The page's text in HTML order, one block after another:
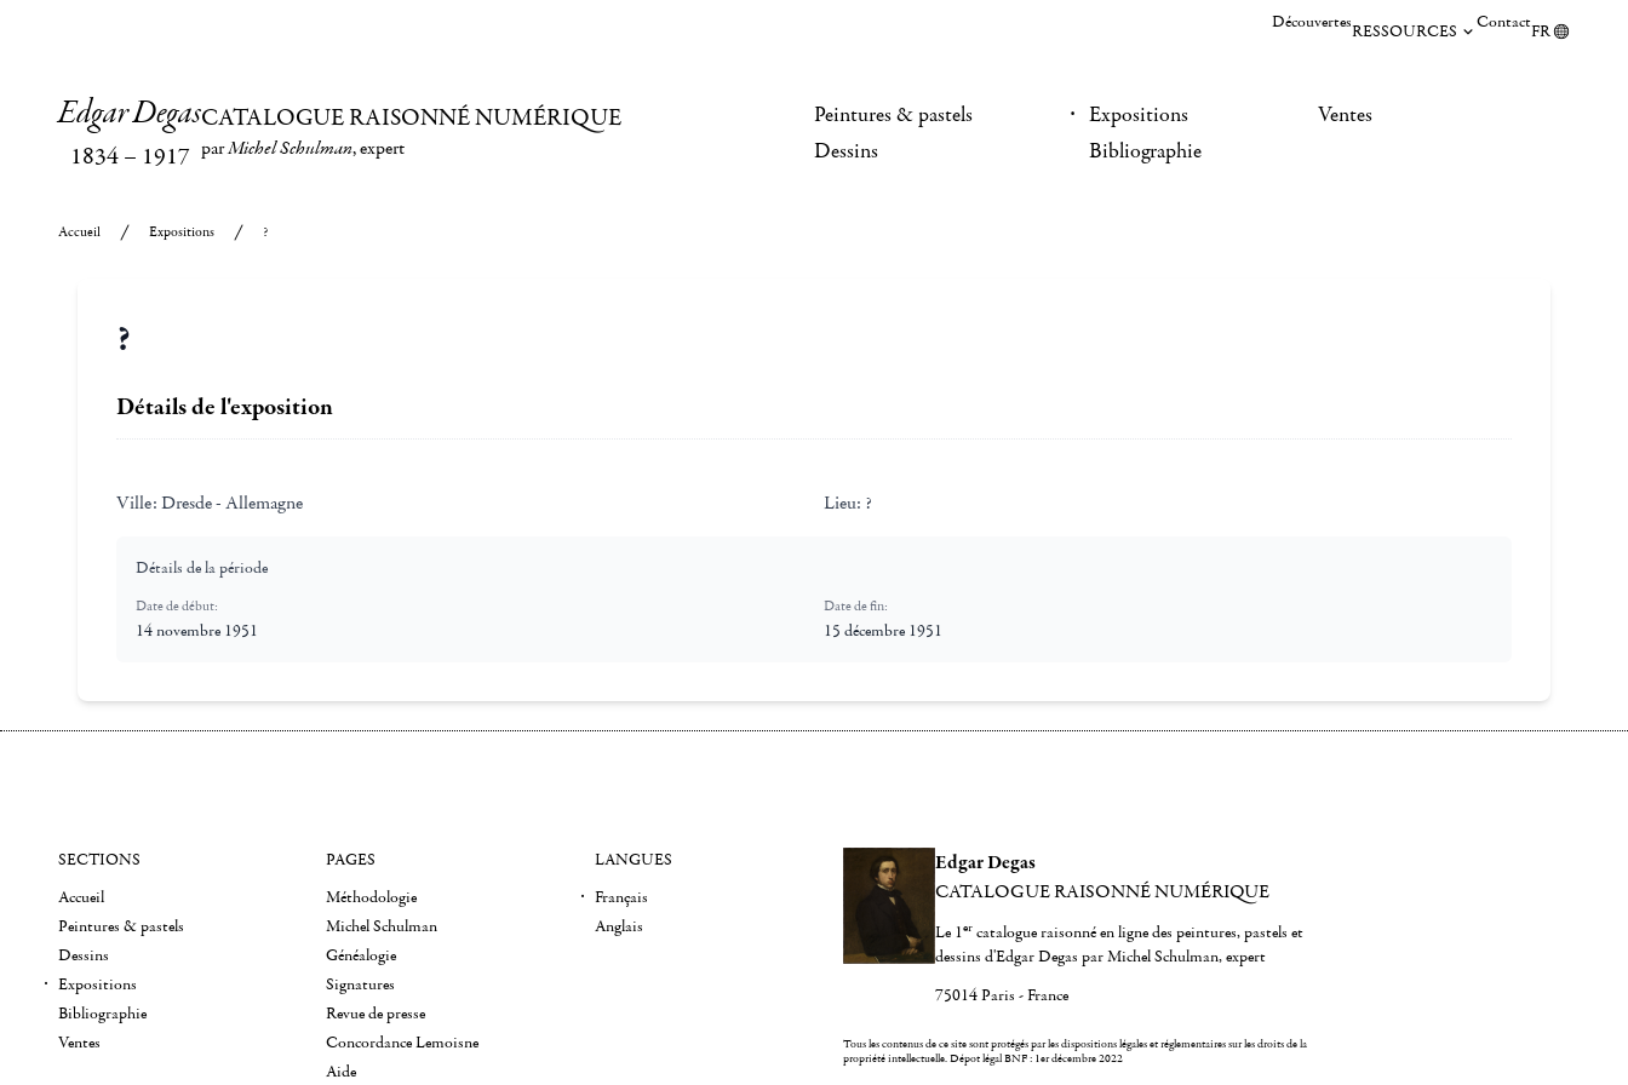
DécouvertesRESSOURCES ContactFR
Edgar Degas
1834– 1917
CATALOGUE RAISONNÉ NUMÉRIQUE
parMichel Schulman, expert
Peintures & pastels
Dessins
Expositions
Bibliographie
Ventes
Accueil Expositions ?
?
Détails de l'exposition
Ville: Dresde - Allemagne Lieu: ?
Détails de la période
Date de début:
14 novembre 1951
Date de fin:
15 décembre 1951
Edgar Degas
CATALOGUE RAISONNÉ NUMÉRIQUE
Le 1er catalogue raisonné en ligne des peintures, pastels et
dessins d'Edgar Degas par Michel Schulman, expert
75014 Paris - France
Tous les contenus de ce site sont protégés par les dispositions légales et réglementaires sur les droits de la
propriété intellectuelle.Dépot légal BNF : 1er décembre 2022
SECTIONS
Accueil
Peintures & pastels
Dessins
Expositions
Bibliographie
Ventes
PAGES
Méthodologie
Michel Schulman
Généalogie
Signatures
Revue de presse
Concordance Lemoisne
Aide
LANGUES
Français
Anglais